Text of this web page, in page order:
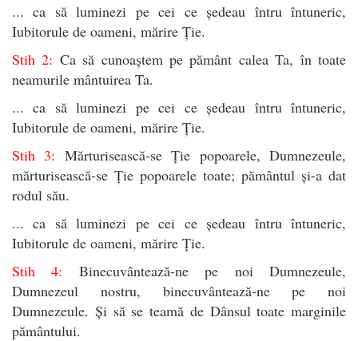
... ca să luminezi pe cei ce ședeau întru întuneric,
Iubitorule de oameni, mărire Ție.
Stih 2: Ca să cunoaștem pe pământ calea Ta, în toate
neamurile mântuirea Ta.
... ca să luminezi pe cei ce ședeau întru întuneric,
Iubitorule de oameni, mărire Ție.
Stih 3: Mărturisească-se Ție popoarele, Dumnezeule,
mărturisească-se Ție popoarele toate; pământul și-a dat
rodul său.
... ca să luminezi pe cei ce ședeau întru întuneric,
Iubitorule de oameni, mărire Ție.
Stih 4: Binecuvântează-ne pe noi Dumnezeule,
Dumnezeul nostru, binecuvântează-ne pe noi
Dumnezeule. Și să se teamă de Dânsul toate marginile
pământului.